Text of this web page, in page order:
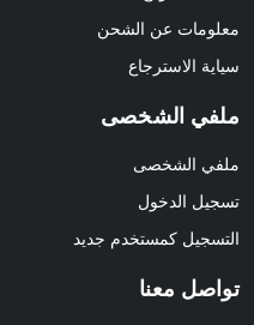
معلومات عن الشحن
سياية الاسترجاع
ملفي الشخصى
ملفي الشخصى
تسجيل الدخول
التسجيل كمستخدم جديد
تواصل معنا